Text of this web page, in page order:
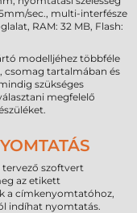
sec., multi-interfésze
RAM: 32 MB, Flash:
modelljéhez többféle
csomag tartalmában és
szükséges
megfelelő
tervező szoftvert
az etikett
a címkenyomtatóhoz,
indíhat nyomtatás.